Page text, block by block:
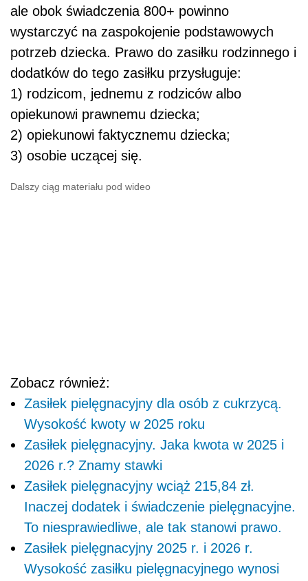
ale obok świadczenia 800+ powinno
wystarczyć na zaspokojenie podstawowych
potrzeb dziecka. Prawo do zasiłku rodzinnego i
dodatków do tego zasiłku przysługuje:
1) rodzicom, jednemu z rodziców albo
opiekunowi prawnemu dziecka;
2) opiekunowi faktycznemu dziecka;
3) osobie uczącej się.
Dalszy ciąg materiału pod wideo
Zobacz również:
Zasiłek pielęgnacyjny dla osób z cukrzycą.
Wysokość kwoty w 2025 roku
Zasiłek pielęgnacyjny. Jaka kwota w 2025 i
2026 r.? Znamy stawki
Zasiłek pielęgnacyjny wciąż 215,84 zł.
Inaczej dodatek i świadczenie pielęgnacyjne.
To niesprawiedliwe, ale tak stanowi prawo.
Zasiłek pielęgnacyjny 2025 r. i 2026 r.
Wysokość zasiłku pielęgnacyjnego wynosi